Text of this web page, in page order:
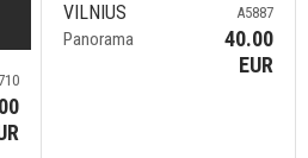
VILNIUS
Panorama
A5887
40.00
EUR